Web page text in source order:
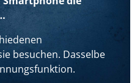
besuchen. Dasselbe